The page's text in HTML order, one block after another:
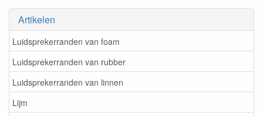
Artikelen
Luidsprekerranden van foam
Luidsprekerranden van rubber
Luidsprekerranden van linnen
Lijm